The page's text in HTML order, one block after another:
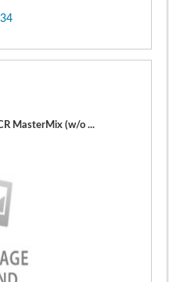
MasterMix (w/o ...